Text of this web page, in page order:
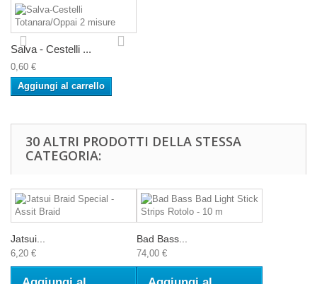
Salva - Cestelli ...
0,60 €
Aggiungi al carrello
30 ALTRI PRODOTTI DELLA STESSA
CATEGORIA:
Jatsui...
6,20 €
Bad Bass...
74,00 €